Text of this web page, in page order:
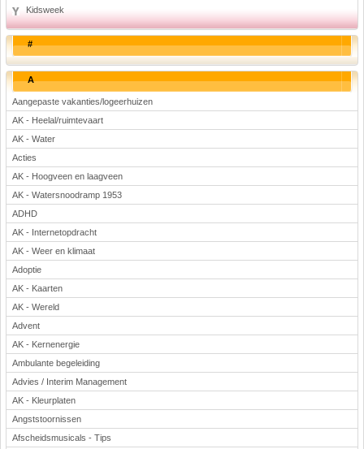
Kidsweek
#
A
Aangepaste vakanties/logeerhuizen
AK - Heelal/ruimtevaart
AK - Water
Acties
AK - Hoogveen en laagveen
AK - Watersnoodramp 1953
ADHD
AK - Internetopdracht
AK - Weer en klimaat
Adoptie
AK - Kaarten
AK - Wereld
Advent
AK - Kernenergie
Ambulante begeleiding
Advies / Interim Management
AK - Kleurplaten
Angststoornissen
Afscheidsmusicals - Tips